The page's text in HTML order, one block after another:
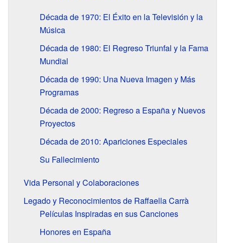
Década de 1970: El Éxito en la Televisión y la
Música
Década de 1980: El Regreso Triunfal y la Fama
Mundial
Década de 1990: Una Nueva Imagen y Más
Programas
Década de 2000: Regreso a España y Nuevos
Proyectos
Década de 2010: Apariciones Especiales
Su Fallecimiento
Vida Personal y Colaboraciones
Legado y Reconocimientos de Raffaella Carrà
Películas Inspiradas en sus Canciones
Honores en España